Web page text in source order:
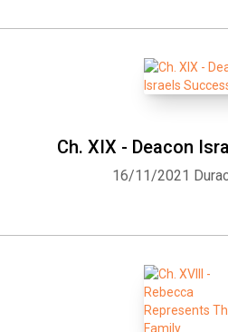
Ch. XIX - Deacon
16/11/2021
Facebook